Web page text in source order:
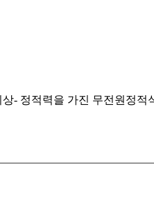
- 정적력을 가진 무전원정적